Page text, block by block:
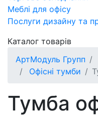
Меблі для офісу
Послуги дизайну та
Каталог товарів
АртМодуль Групп
Офісні тумби
Тумба